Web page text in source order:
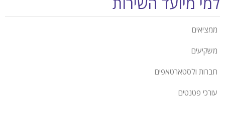
ממציאים
משקיעים
חברות ולסטארטאפים
עורכי פטנטים